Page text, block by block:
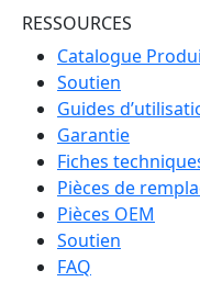
RESSOURCES
Catalogue
Soutien
Guides
Garantie
Fiches
Pièces de
Pièces OEM
Soutien
FAQ